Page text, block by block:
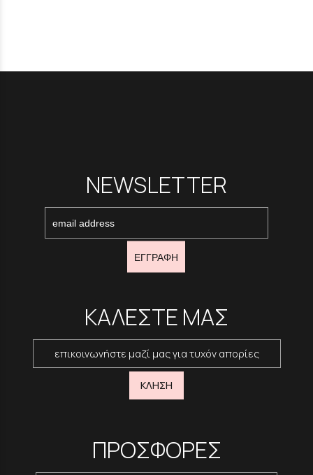
NEWSLETTER
ΕΓΓΡΑΦΗ
ΚΑΛΕΣΤΕ ΜΑΣ
επικοινωνήστε μαζί μας για τυχόν απορίες
ΚΛΗΣΗ
ΠΡΟΣΦΟΡΕΣ